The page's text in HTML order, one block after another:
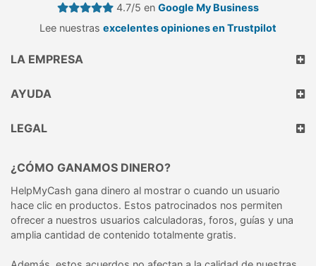
4.7/5 en Google My Business
Lee nuestras excelentes opiniones en Trustpilot
LA EMPRESA
AYUDA
LEGAL
¿CÓMO GANAMOS DINERO?
HelpMyCash gana dinero al mostrar o cuando un usuario
hace clic en productos. Estos patrocinados nos permiten
ofrecer a nuestros usuarios calculadoras, foros, guías y una
amplia cantidad de contenido totalmente gratis.